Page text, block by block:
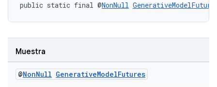
public static final @NonNull
Muestra
@NonNull GenerativeModelFutures